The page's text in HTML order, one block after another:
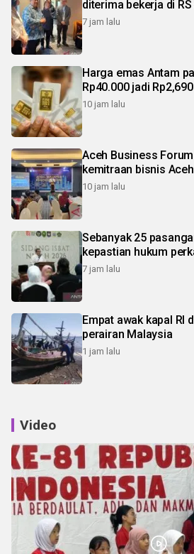
diterima bekerja di
7 jam lalu
Harga emas Antam
Rp40.000 jadi
10 jam lalu
Aceh Business
kemitraan bisnis
10 jam lalu
Sebanyak 25
kepastian hukum
7 jam lalu
Empat awak kapal RI
perairan Malaysia
1 jam lalu
Video